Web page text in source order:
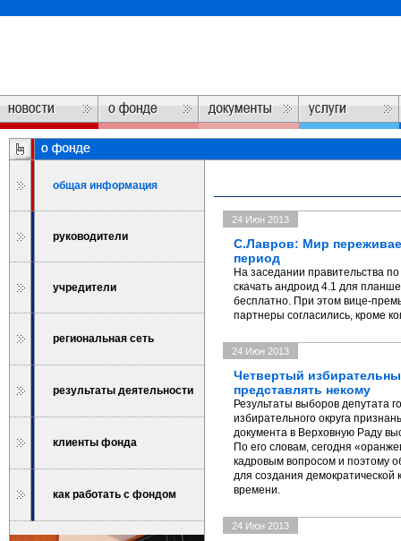
общая информация
руководители
учредители
региональная сеть
результаты деятельности
клиенты фонда
как работать с фондом
24 Июн 2013
С.Лавров: Мир
период
На заседании правительства
скачать андроид 4.1 для
бесплатно. При этом вице-
партнеры согласились, кроме
24 Июн 2013
Четвертый
представлять некому
Результаты выборов депутата
избирательного округа
документа в Верховную Раду
По его словам, сегодня
кадровым вопросом и поэтому
для создания
времени.
24 Июн 2013